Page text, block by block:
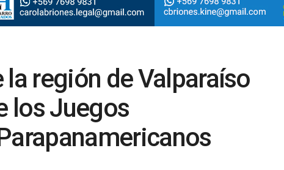
región de Valparaíso
los Juegos